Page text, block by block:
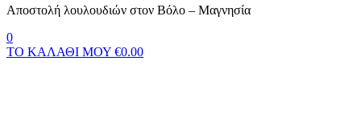
Αποστολή λουλουδιών στον Βόλο – Μαγνησία
0
ΤΟ ΚΑΛΑΘΙ ΜΟΥ €0.00